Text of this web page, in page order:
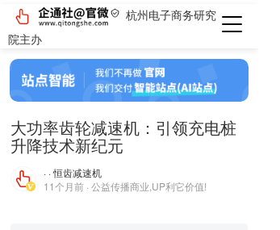
杭州电子商务研究
院主办
大功率齿轮减速机：引领充电桩
升降技术新纪元
· · 恒齿减速机
11个月前 · 公益传播商业,UP利它价值!